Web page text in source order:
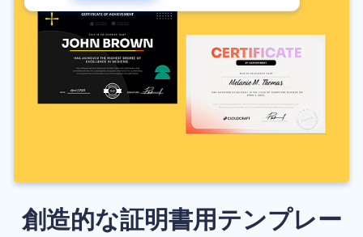
創造的な証明書用テンプレー